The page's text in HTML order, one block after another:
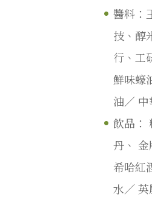
醬料：
技、醇
行、 工
鮮味蠔
油／ 中
飲品：
丹、 金
希哈紅
水／ 英